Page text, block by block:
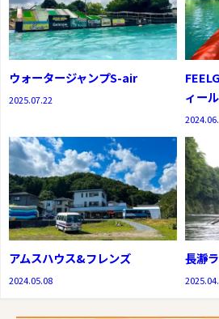
ウォータージャンプS-air
2025.07.22
ィー
アムスハウス&フレンズ
2024.05.08
長瀞